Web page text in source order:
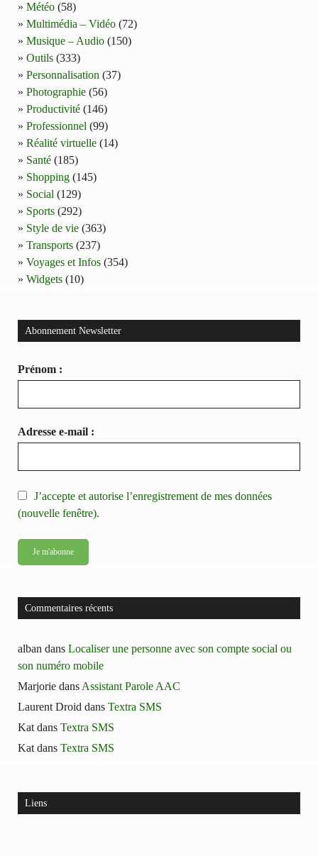
Météo (58)
Multimédia – Vidéo (72)
Musique – Audio (150)
Outils (333)
Personnalisation (37)
Photographie (56)
Productivité (146)
Professionnel (99)
Réalité virtuelle (14)
Santé (185)
Shopping (145)
Social (129)
Sports (292)
Style de vie (363)
Transports (237)
Voyages et Infos (354)
Widgets (10)
Abonnement Newsletter
Prénom :
Adresse e-mail :
J’accepte et autorise l’enregistrement de mes données
(nouvelle fenêtre).
Commentaires récents
alban dans Localiser une personne avec son compte social ou
son numéro mobile
Marjorie dans Assistant Parole AAC
Laurent Droid dans Textra SMS
Kat dans Textra SMS
Kat dans Textra SMS
Liens